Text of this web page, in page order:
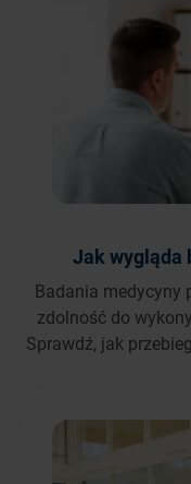
Jak wygląda
Badania medycyny
zdolność do
Sprawdź, jak